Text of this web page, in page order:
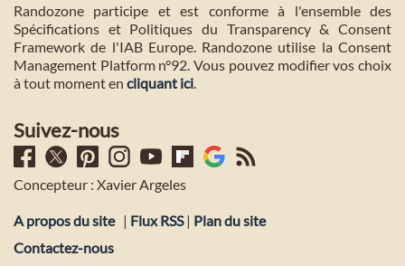
Randozone participe et est conforme à l'ensemble des
Spécifications et Politiques du Transparency & Consent
Framework de l'IAB Europe. Randozone utilise la Consent
Management Platform n°92. Vous pouvez modifier vos choix
à tout moment en cliquant ici.
Suivez-nous
Concepteur : Xavier Argeles
A propos du site | Flux RSS| Plan du site
Contactez-nous